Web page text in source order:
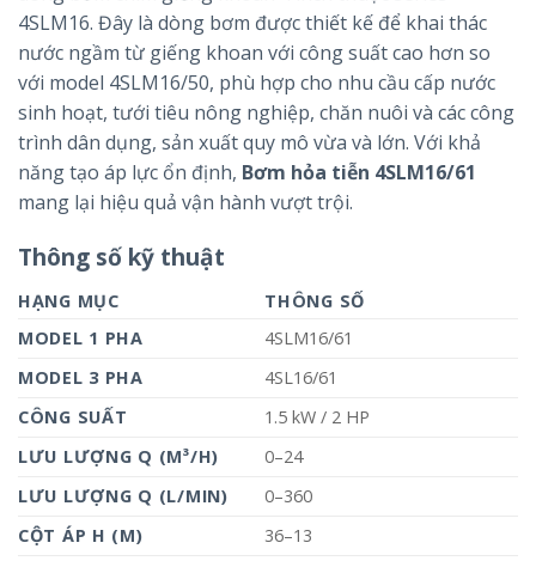
4SLM16. Đây là dòng bơm được thiết kế để khai thác
nước ngầm từ giếng khoan với công suất cao hơn so
với model 4SLM16/50, phù hợp cho nhu cầu cấp nước
sinh hoạt, tưới tiêu nông nghiệp, chăn nuôi và các công
trình dân dụng, sản xuất quy mô vừa và lớn. Với khả
năng tạo áp lực ổn định, Bơm hỏa tiễn 4SLM16/61
mang lại hiệu quả vận hành vượt trội.
Thông số kỹ thuật
HẠNG MỤC
THÔNG SỐ
MODEL 1 PHA
4SLM16/61
MODEL 3 PHA
4SL16/61
CÔNG SUẤT
1.5 kW / 2 HP
LƯU LƯỢNG Q (M³/H)
0–24
LƯU LƯỢNG Q (L/MIN)
0–360
CỘT ÁP H (M)
36–13